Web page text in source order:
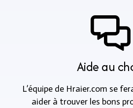
Aide au
L’équipe de Hraier.com se
aider à trouver les bons